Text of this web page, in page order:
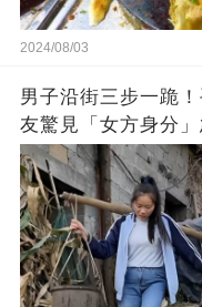
2024/08/03
男子沿街三步一跪
友驚見「女方身分